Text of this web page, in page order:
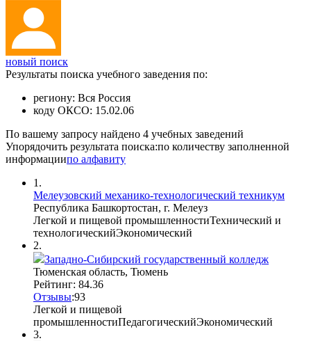
новый поиск
Результаты поиска учебного заведения по:
региону: Вся Россия
коду ОКСО: 15.02.06
По вашему запросу найдено 4 учебных заведений
Упорядочить результата поиска:по количеству заполненной
информациипо алфавиту
1.
Мелеузовский механико-технологический техникум
Республика Башкортостан, г. Мелеуз
Легкой и пищевой промышленностиТехнический и
технологическийЭкономический
2.
Западно-Сибирский государственный колледж
Тюменская область, Тюмень
Рейтинг: 84.36
Отзывы:93
Легкой и пищевой
промышленностиПедагогическийЭкономический
3.